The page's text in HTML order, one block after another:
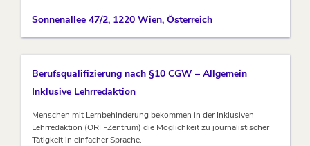
Sonnenallee 47/2, 1220 Wien, Österreich
Berufsqualifizierung nach §10 CGW – Allgemein
Inklusive Lehrredaktion
Menschen mit Lernbehinderung bekommen in der Inklusiven
Lehrredaktion (ORF-Zentrum) die Möglichkeit zu journalistischer
Tätigkeit in einfacher Sprache.